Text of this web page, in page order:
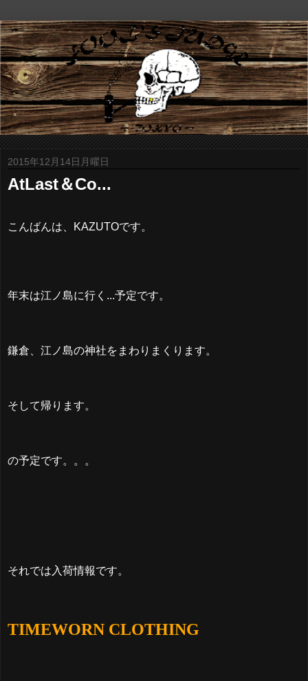
2015年12月14日月曜日
AtLast＆Co...
こんばんは、KAZUTOです。
年末は江ノ島に行く...予定です。
鎌倉、江ノ島の神社をまわりまくります。
そして帰ります。
の予定です。。。
それでは入荷情報です。
TIMEWORN CLOTHING